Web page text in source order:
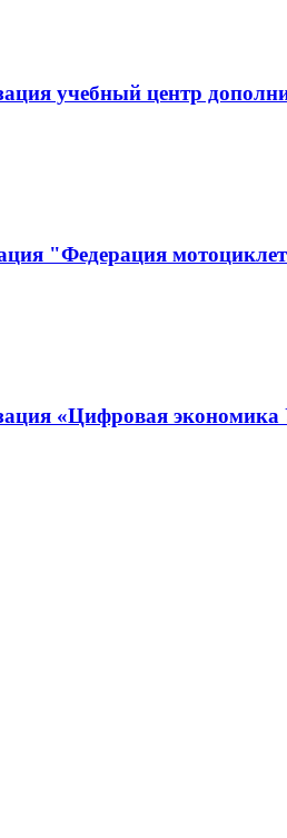
учебный центр
"Федерация
«Цифровая экономика